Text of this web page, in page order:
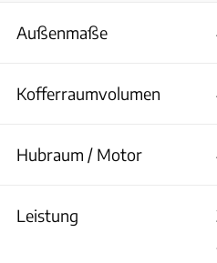
Außenmaße
Kofferraumvolumen
Hubraum / Motor
Leistung